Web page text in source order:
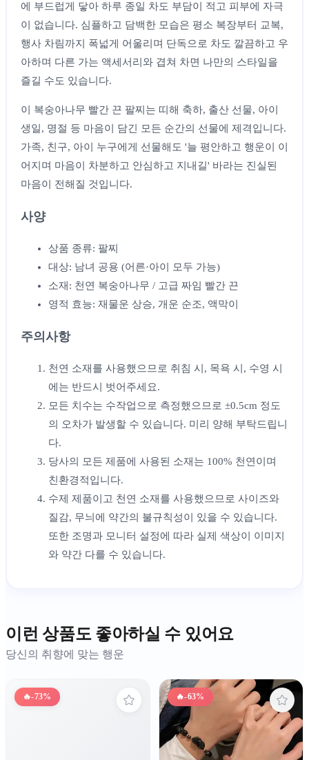
에 부드럽게 닿아 하루 종일 차도 부담이 적고 피부에 자극
이 없습니다. 심플하고 담백한 모습은 평소 복장부터 교복,
행사 차림까지 폭넓게 어울리며 단독으로 차도 깔끔하고 우
아하며 다른 가는 액세서리와 겹쳐 차면 나만의 스타일을
즐길 수도 있습니다.
이 복숭아나무 빨간 끈 팔찌는 띠해 축하, 출산 선물, 아이
생일, 명절 등 마음이 담긴 모든 순간의 선물에 제격입니다.
가족, 친구, 아이 누구에게 선물해도 '늘 평안하고 행운이 이
어지며 마음이 차분하고 안심하고 지내길' 바라는 진실된
마음이 전해질 것입니다.
사양
상품 종류: 팔찌
대상: 남녀 공용 (어른·아이 모두 가능)
소재: 천연 복숭아나무 / 고급 짜임 빨간 끈
영적 효능: 재물운 상승, 개운 순조, 액막이
주의사항
천연 소재를 사용했으므로 취침 시, 목욕 시, 수영 시
에는 반드시 벗어주세요.
모든 치수는 수작업으로 측정했으므로 ±0.5cm 정도
의 오차가 발생할 수 있습니다. 미리 양해 부탁드립니
다.
당사의 모든 제품에 사용된 소재는 100% 천연이며
친환경적입니다.
수제 제품이고 천연 소재를 사용했으므로 사이즈와
질감, 무늬에 약간의 불규칙성이 있을 수 있습니다.
또한 조명과 모니터 설정에 따라 실제 색상이 이미지
와 약간 다를 수 있습니다.
이런 상품도 좋아하실 수 있어요
당신의 취향에 맞는 행운
🔥-73% 🔥-63%